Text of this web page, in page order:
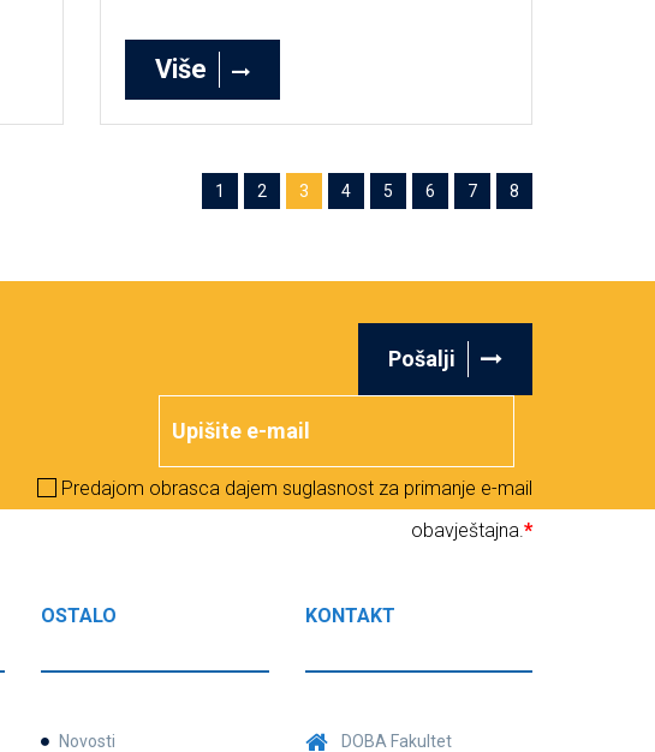
Više
1 2 3 4 5 6 7 8
Pošalji
Predajom obrasca dajem suglasnost za primanje e-mail
obavještajna.*
OSTALO
Novosti
KONTAKT
DOBA Fakultet